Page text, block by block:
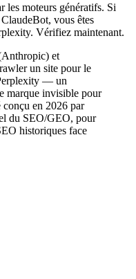
les moteurs génératifs. Si
vous êtes
Vérifiez maintenant.
et
un site pour le
— un
marque invisible pour
en 2026 par
du SEO/GEO, pour
historiques face